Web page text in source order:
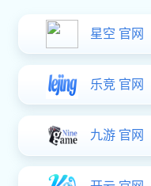
时间：2019-
12月1日，由98hy22
省钓鱼协会主办的豪
朋旧友完全未受寒潮
融。
江苏省政府原副省长